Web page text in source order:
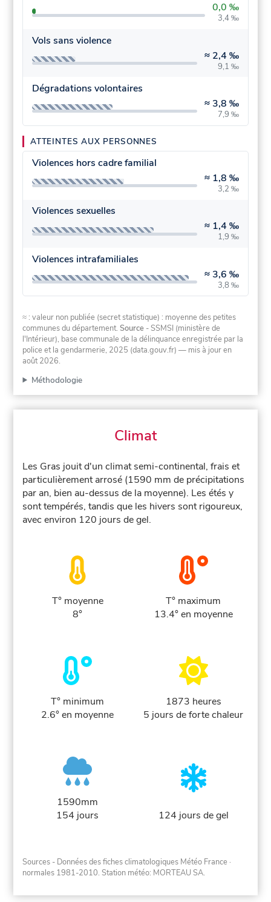
0,0 ‰
3,4 ‰
Vols sans violence
≈ 2,4 ‰
9,1 ‰
Dégradations volontaires
≈ 3,8 ‰
7,9 ‰
ATTEINTES AUX PERSONNES
Violences hors cadre familial
≈ 1,8 ‰
3,2 ‰
Violences sexuelles
≈ 1,4 ‰
1,9 ‰
Violences intrafamiliales
≈ 3,6 ‰
3,8 ‰
≈ : valeur non publiée (secret statistique) : moyenne des petites
communes du département.Source - SSMSI (ministère de
l'Intérieur), base communale de la délinquance enregistrée par la
police et la gendarmerie, 2025 (data.gouv.fr) — mis à jour en
août 2026.
Méthodologie
Climat
Les Gras jouit d'un climat semi-continental, frais et
particulièrement arrosé (1590 mm de précipitations
par an, bien au-dessus de la moyenne). Les étés y
sont tempérés, tandis que les hivers sont rigoureux,
avec environ 120 jours de gel.
T° moyenne
8°
T° maximum
13.4° en moyenne
T° minimum
2.6° en moyenne
1873 heures
5 jours de forte chaleur
1590mm
154 jours
124 jours de gel
Sources - Données des fiches climatologiques Météo France ·
normales 1981-2010. Station météo: MORTEAU SA.